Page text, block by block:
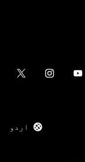
اردو